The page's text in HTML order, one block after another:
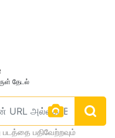
தேடல்
பதிவேற்றவும்